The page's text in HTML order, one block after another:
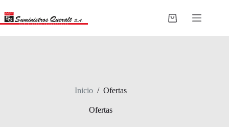
al
contenido
Carro
Inicio / Ofertas
Ofertas